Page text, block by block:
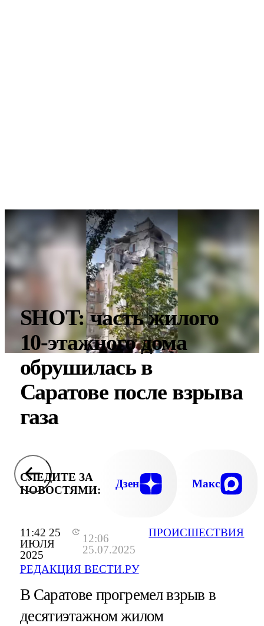
11:42 25
ИЮЛЯ
2025
12:06
25.07.2025
РЕДАКЦИЯ ВЕСТИ.РУ
ПРОИСШЕСТВИЯ
SHOT: часть жилого
10-этажного дома
обрушилась в
Саратове после взрыва
газа
СЛЕДИТЕ ЗА
НОВОСТЯМИ:
Дзен Макс
В Саратове прогремел взрыв в
десятиэтажном жилом